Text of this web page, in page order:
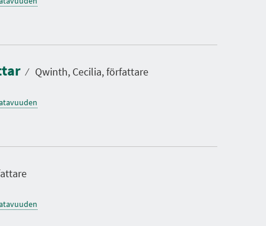
⁄ Qwinth, Cecilia, författare